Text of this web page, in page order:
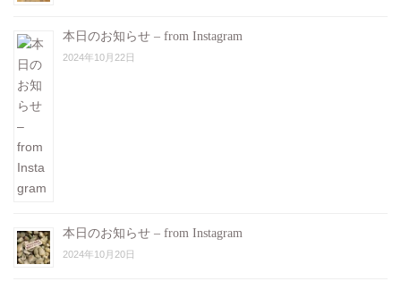
本日のお知らせ – from Instagram
2024年10月22日
本日のお知らせ – from Instagram
2024年10月20日